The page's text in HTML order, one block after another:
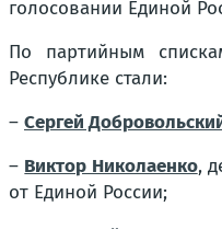
голосовании Единой
По партийным
Республике стали:
– Сергей
– Виктор Николаенко,
от Единой России;